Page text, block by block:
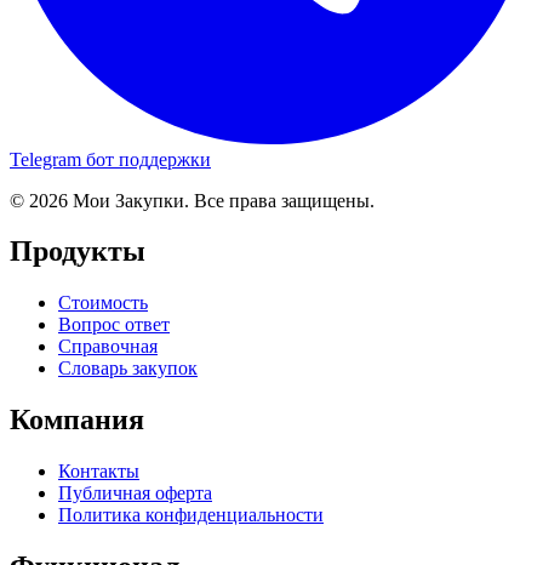
Telegram бот поддержки
© 2026 Мои Закупки. Все права защищены.
Продукты
Стоимость
Вопрос ответ
Справочная
Словарь закупок
Компания
Контакты
Публичная оферта
Политика конфиденциальности